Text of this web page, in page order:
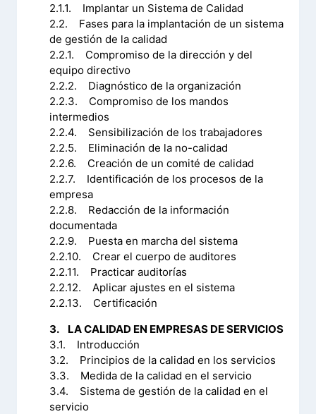
2.1.1. Implantar un Sistema de Calidad
2.2. Fases para la implantación de un sistema
de gestión de la calidad
2.2.1. Compromiso de la dirección y del
equipo directivo
2.2.2. Diagnóstico de la organización
2.2.3. Compromiso de los mandos
intermedios
2.2.4. Sensibilización de los trabajadores
2.2.5. Eliminación de la no-calidad
2.2.6. Creación de un comité de calidad
2.2.7. Identificación de los procesos de la
empresa
2.2.8. Redacción de la información
documentada
2.2.9. Puesta en marcha del sistema
2.2.10. Crear el cuerpo de auditores
2.2.11. Practicar auditorías
2.2.12. Aplicar ajustes en el sistema
2.2.13. Certificación
3. LA CALIDAD EN EMPRESAS DE SERVICIOS
3.1. Introducción
3.2. Principios de la calidad en los servicios
3.3. Medida de la calidad en el servicio
3.4. Sistema de gestión de la calidad en el
servicio